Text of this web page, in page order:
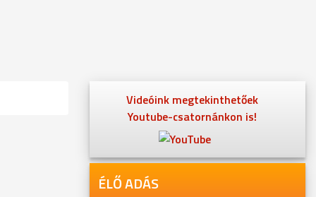
Videóink megtekinthetőek
Youtube-csatornánkon is!
ÉLŐ ADÁS